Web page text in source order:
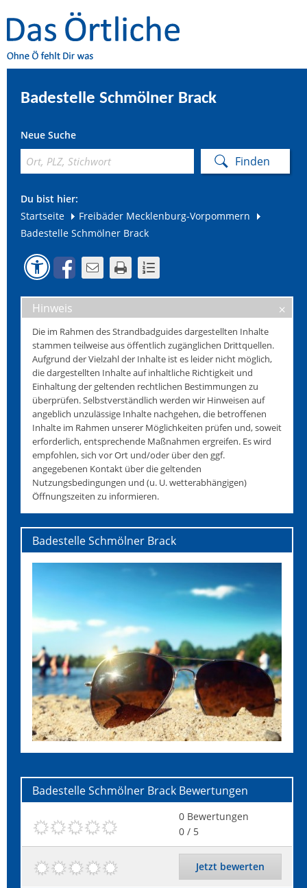
Badestelle Schmölner Brack
Neue Suche
Du bist hier:
Startseite
Freibäder Mecklenburg-Vorpommern
Badestelle Schmölner Brack
Hinweis
Die im Rahmen des Strandbadguides dargestellten Inhalte
stammen teilweise aus öffentlich zugänglichen Drittquellen.
Aufgrund der Vielzahl der Inhalte ist es leider nicht möglich,
die dargestellten Inhalte auf inhaltliche Richtigkeit und
Einhaltung der geltenden rechtlichen Bestimmungen zu
überprüfen. Selbstverständlich werden wir Hinweisen auf
angeblich unzulässige Inhalte nachgehen, die betroffenen
Inhalte im Rahmen unserer Möglichkeiten prüfen und, soweit
erforderlich, entsprechende Maßnahmen ergreifen. Es wird
empfohlen, sich vor Ort und/oder über den ggf.
angegebenen Kontakt über die geltenden
Nutzungsbedingungen und (u. U. wetterabhängigen)
Öffnungszeiten zu informieren.
Badestelle Schmölner Brack
Badestelle Schmölner Brack Bewertungen
0 Bewertungen
0 / 5
Jetzt bewerten